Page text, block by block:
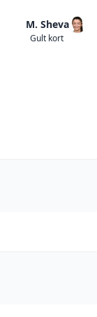
M. Sheva
Gult kort